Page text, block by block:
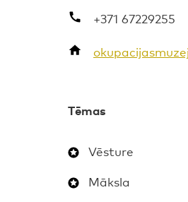
+371 67229255
Tēmas
Vēsture
Māksla